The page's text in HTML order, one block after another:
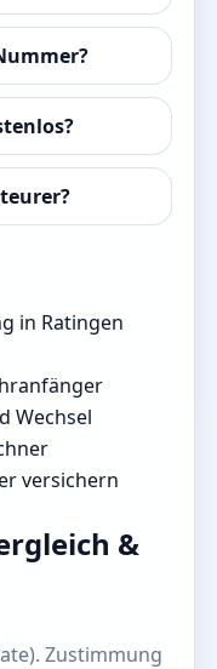
in Ratingen
Wechsel
versichern
&
Zustimmung